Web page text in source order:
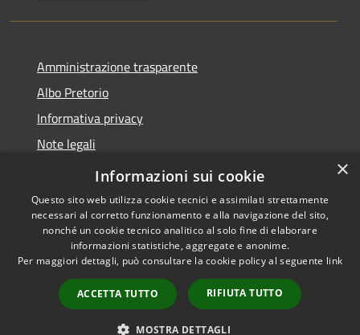
Amministrazione trasparente
Albo Pretorio
Informativa privacy
Note legali
Dichiarazione di accessibilità
Accessibilità
Copyright © 2026 • Comune di
Dresano • Powered by
Municipium•
Accesso
redazione
×
Informazioni sui cookie
Questo sito web utilizza cookie tecnici e assimilati strettamente
necessari al corretto funzionamento e alla navigazione del sito,
nonché un cookie tecnico analitico al solo fine di elaborare
informazioni statistiche, aggregate e anonime.
Per maggiori dettagli, può consultare la cookie policy al seguente link
ACCETTA TUTTO RIFIUTA TUTTO
MOSTRA DETTAGLI